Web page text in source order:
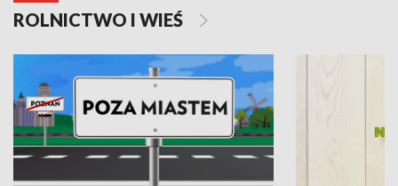
ROLNICTWO I WIEŚ